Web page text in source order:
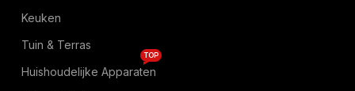
Keuken
Tuin & Terras
Huishoudelijke Apparaten
TOP